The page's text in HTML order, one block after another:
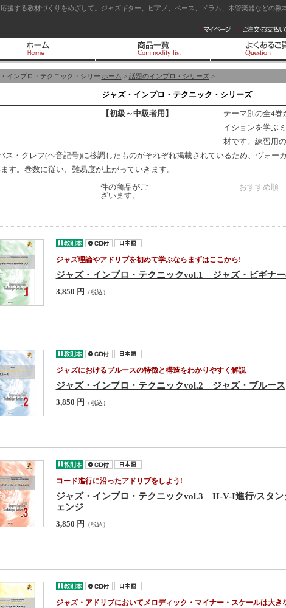
援する教材づくりをめざして。ジャズギター、ピアノ、ベース、ドラム、木管楽器などの教
ホーム > 話題のインプロ・シリーズ>
インプロ・テクニック・シリー
ジャズ・インプロ・テクニック・シリーズ
【初級～中級者用】
テーマ別の全4巻
イションを学ぶ
材です。練習用
ス・クレフ(ヘ音記号)に移調したものがそれぞれ掲載されているため、ヴォー
す。巻数に従い、難易度が上がっていきます。
件の商品がご
ざいます。
おすすめ順
ジャズ理論やアドリブを初めて学ぶならまずはここから!
ジャズ・インプロ・テクニックvol.1 ジャズ・ビギナ
3,850 円 （税込）
ジャズにおけるブルースの特徴と構造をわかりやすく解説
ジャズ・インプロ・テクニックvol.2 ジャズ・ブルース
3,850 円 （税込）
コード進行に沿ったアドリブをしよう!
ジャズ・インプロ・テクニックvol.3 II-V-I進行/スタン
ェンジ
3,850 円 （税込）
ジャズ・アドリブにおいてメロディック・マイナー・スケールは大き